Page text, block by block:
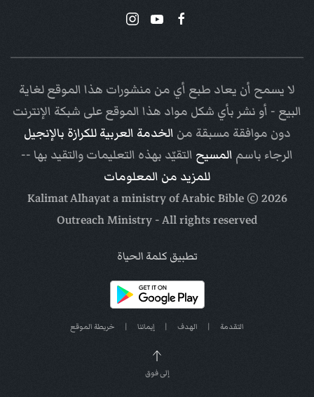
لا يسمح أن يعاد طبع أي من منشورات هذا الموقع لغاية
البيع - أو نشر بأي شكل مواد هذا الموقع على شبكة الإنترنت
دون موافقة مسبقة من الخدمة العربية للكرازة بالإنجيل
الرجاء باسم المسيح التقيّد بهذه التعليمات والتقيد بها --
للمزيد من المعلومات
2026
© Kalimat Alhayat a ministry of
Arabic Bible
Outreach Ministry- All rights reserved
تطبيق كلمة الحياة
التقدمة | الهدف | إيماننا | خريطة الموقع
إلى فوق